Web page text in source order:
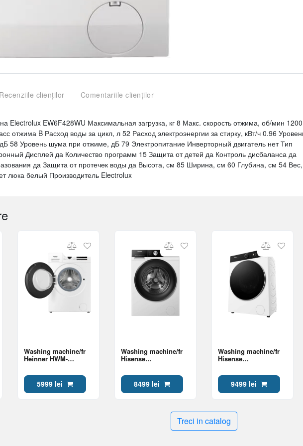
Recenziile clienților Comentariile clienților
Electrolux EW6F428WU Максимальная загрузка, кг 8 Макс. скорость отжима, об/мин 1200
отжима B Расход воды за цикл, л 52 Расход электроэнергии за стирку, кВт/ч 0.96
58 Уровень шума при отжиме, дБ 79 Электропитание Инверторный двигатель нет Тип
Дисплей да Количество программ 15 Защита от детей да Контроль дисбаланса да
да Защита от протечек воды да Высота, см 85 Ширина, см 60 Глубина, см 54 Вес,
люка белый Производитель Electrolux
Washing machine/fr
Heinner HWM-
A
5999 lei
Washing machine/fr
Hisense
A
8499 lei
Washing machine/fr
Hisense
9499 lei
Treci in catalog